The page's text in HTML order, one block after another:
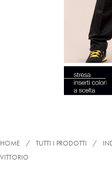
HOME / TUTTI I PRODOTTI /
VITTORIO